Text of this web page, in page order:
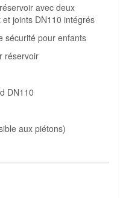
avec deux
joints DN110 intégrés
sécurité pour enfants
réservoir
DN110
aux piétons)